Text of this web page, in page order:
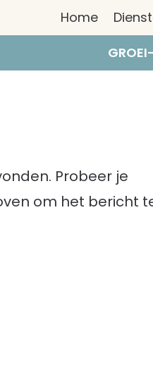
Home
Probeer je
om het bericht